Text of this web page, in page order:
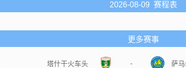
2026-08-09 赛程表
更多赛事
塔什干火车头 - 萨